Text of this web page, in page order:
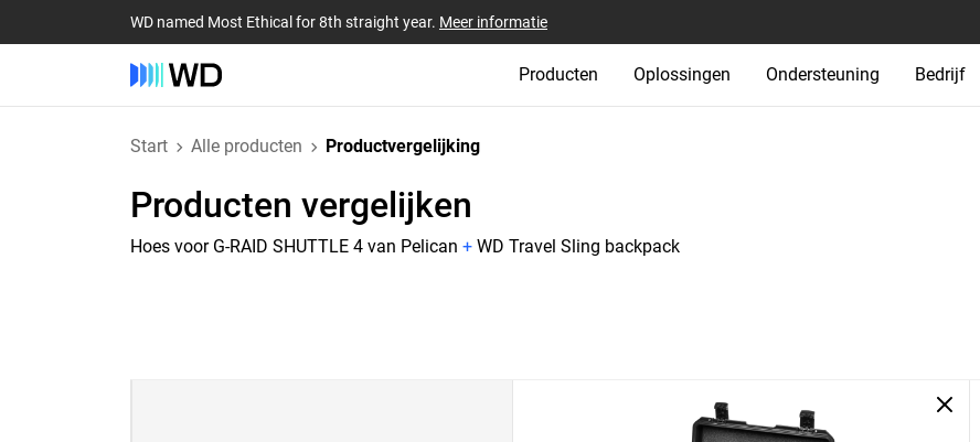
WD named Most Ethical for 8th straight year. Meer informatie
Producten Oplossingen Ondersteuning Bedrijf
Start Alle producten Productvergelijking
Producten vergelijken
Hoes voor G-RAID SHUTTLE 4 van Pelican + WD Travel Sling backpack